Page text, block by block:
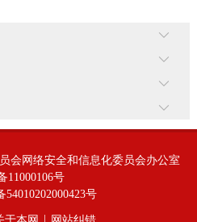
会网络安全和信息化委员会办公室
11000106号
54010202000423号
|